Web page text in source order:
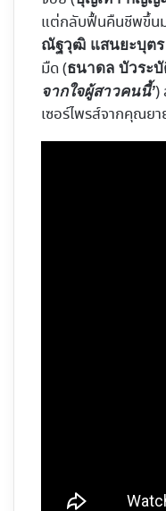
แต่กลับฟื้นคืนชีพขึ้นม
ณัฐวุฒิ แสนยะบุตร
มืด (ธนาดล บัวระ
จากใจผู้สาวคนนี้’)
เซอร์ไพรส์จากคุณย